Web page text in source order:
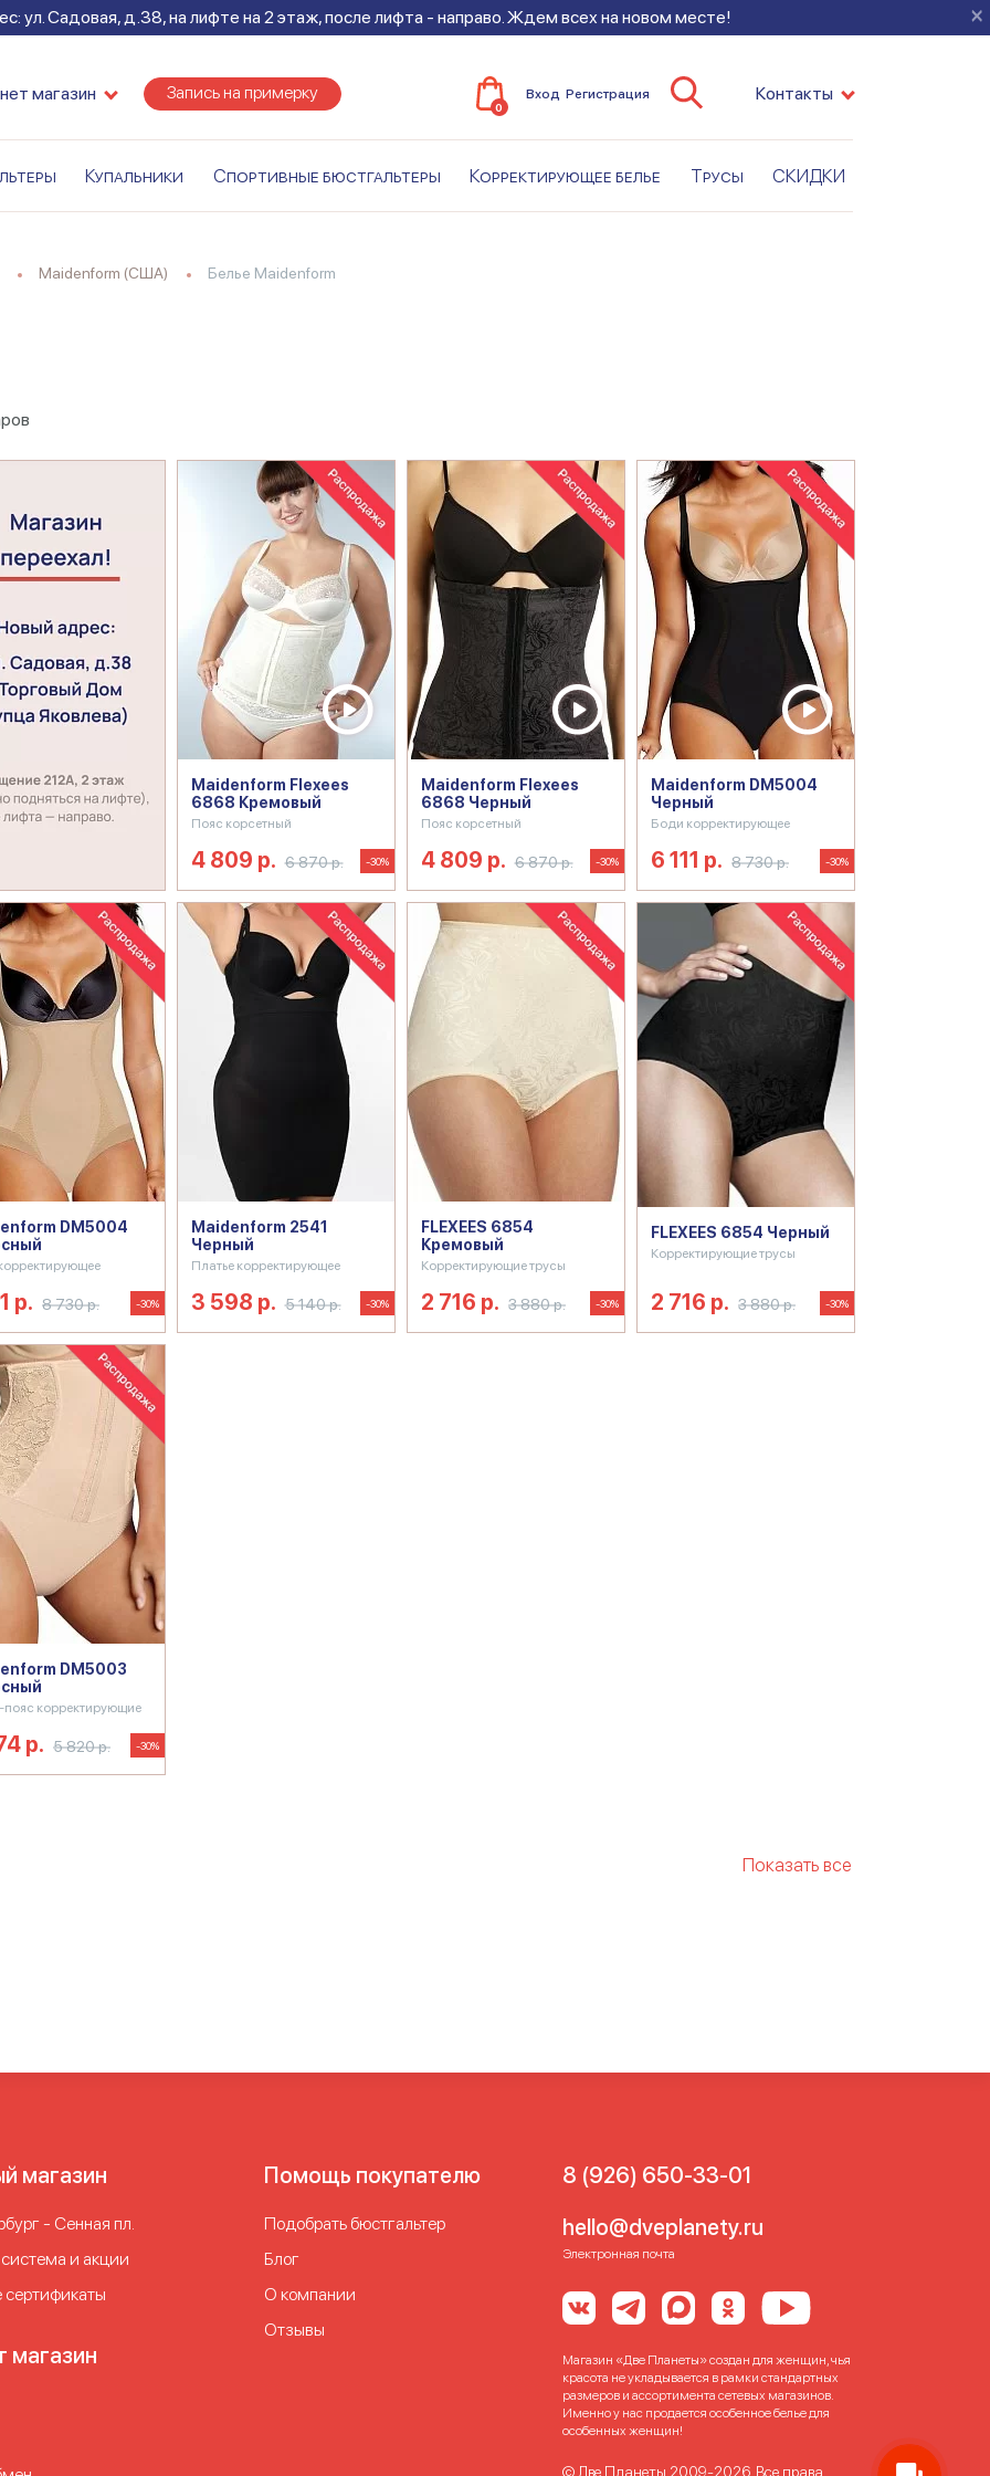
×
ул. Садовая, д.38, на лифте на 2 этаж, после лифта - направо. Ждем всех на новом месте!
магазин Запись на примерку
0
Вход Регистрация Контакты
Купальники Спортивные бюстгальтеры Корректирующее белье Трусы СКИДКИ
Maidenform (США) Белье Maidenform
Maidenform Flexees
6868 Кремовый
Пояс корсетный
4 809 р. 6 870 р. -30%
Maidenform Flexees
6868 Черный
Пояс корсетный
4 809 р. 6 870 р. -30%
Maidenform DM5004
Черный
Боди корректирующее
6 111 р. 8 730 р. -30%
DM5004
р. 8 730 р. -30%
Maidenform 2541
Черный
Платье корректирующее
3 598 р. 5 140 р. -30%
FLEXEES 6854
Кремовый
Корректирующие трусы
2 716 р. 3 880 р. -30%
FLEXEES 6854 Черный
Корректирующие трусы
2 716 р. 3 880 р. -30%
DM5003
пояс корректирующие
р. 5 820 р. -30%
Показать все
магазин
- Сенная пл.
и акции
магазин
Помощь покупателю
Подобрать бюстгальтер
Блог
О компании
Отзывы
8 (926) 650-33-01
hello@dveplanety.ru
Электронная почта
Магазин «Две Планеты» создан для женщин, чья
красота не укладывается в рамки стандартных
размеров и ассортимента сетевых магазинов.
Именно у нас продается особенное белье для
особенных женщин!
© Две Планеты 2009-2026. Все права